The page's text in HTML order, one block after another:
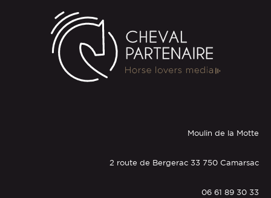
Moulin de la Motte
2 route de Bergerac 33 750 Camarsac
06 61 89 30 33